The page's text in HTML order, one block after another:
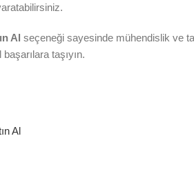
Al seçeneği sayesinde mühendislik ve
taşıyın.
Al